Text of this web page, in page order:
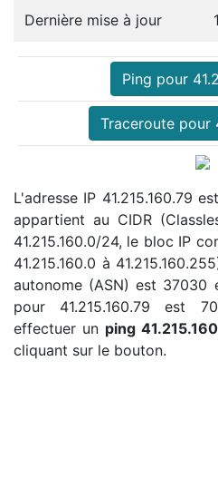
Dernière mise à jour
Ping pour
Traceroute pour
L'adresse IP 41.215.160.79
appartient au CIDR
41.215.160.0/24, le bloc IP
41.215.160.0 à
autonome (ASN) est 37030
pour 41.215.160.79 est
effectuer un ping
cliquant sur le bouton.